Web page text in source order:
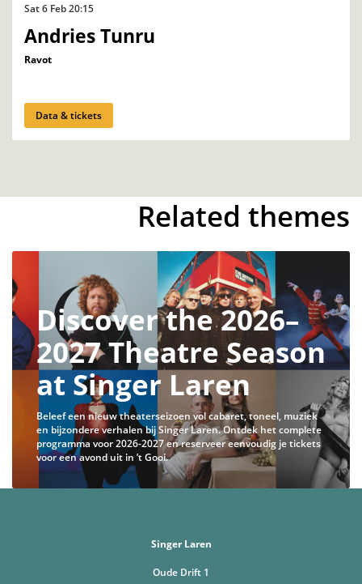
Andries Tunru
Ravot
Sat 6 Feb20:15
Data & tickets
Related themes
Discover the 2026–
2027 Theatre Season
at Singer Laren
Beleef een nieuw theaterseizoen vol cabaret, toneel, muziek
en bijzondere verhalen bij Singer Laren. Ontdek het complete
programma voor 2026-2027 en reserveer eenvoudig je tickets
voor een avond uit in ’t Gooi.
Singer Laren
Oude Drift 1